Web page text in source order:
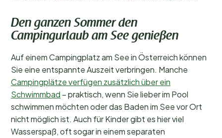
Den ganzen Sommer den
Campingurlaub am See genießen
Auf einem Campingplatz am See in Österreich können
Sie eine entspannte Auszeit verbringen. Manche
Campingplätze verfügen zusätzlich über ein
Schwimmbad – praktisch, wenn Sie lieber im Pool
schwimmen möchten oder das Baden im See vor Ort
nicht möglich ist. Auch für Kinder gibt es hier viel
Wasserspaß, oft sogar in einem separaten